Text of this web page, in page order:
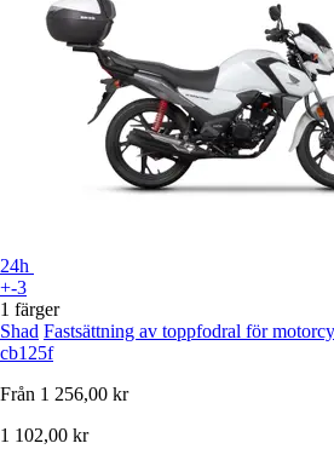
24h
+-3
1 färger
Shad Fastsättning av toppfodral för
cb125f
Från 1 256,00 kr
1 102,00 kr